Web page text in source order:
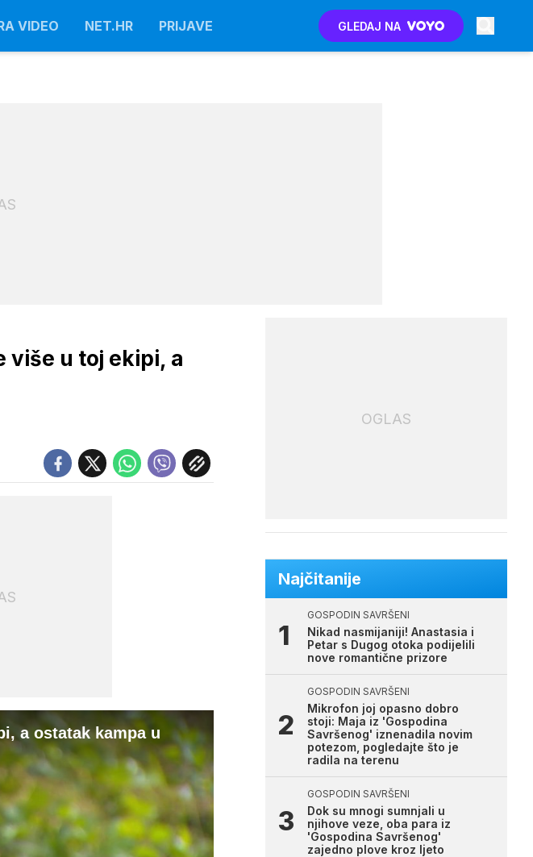
VIDEO NET.HR PRIJAVE GLEDAJ NA
više u toj ekipi, a
a ostatak kampa u
OGLAS
Najčitanije
GOSPODIN SAVRŠENI
Nikad nasmijaniji! Anastasia i
Petar s Dugog otoka podijelili
nove romantične prizore
GOSPODIN SAVRŠENI
Mikrofon joj opasno dobro
stoji: Maja iz 'Gospodina
Savršenog' iznenadila novim
potezom, pogledajte što je
radila na terenu
GOSPODIN SAVRŠENI
Dok su mnogi sumnjali u
njihove veze, oba para iz
'Gospodina Savršenog'
zajedno plove kroz ljeto